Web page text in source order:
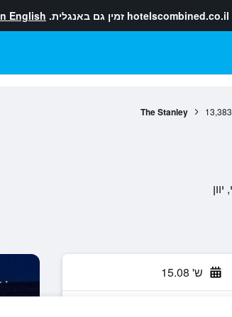
hotelscombined.co.il זמין גם באנגלית. English
13,383
The Stanley
ש' 15.08